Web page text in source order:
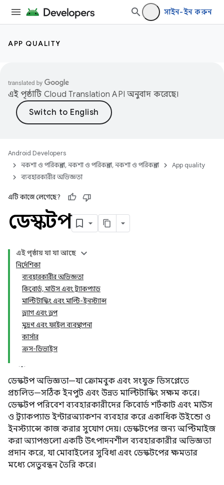
সাইন-ইন করুন
APP QUALITY
এই পৃষ্ঠাটি Cloud Translation API অনুবাদ করেছে।
Android Developers
নকশা ও পরিকল্পনা, নকশা ও পরিকল্পনা, নকশা ও পরিকল্পনা
App quality
ব্যবহারকারীর অভিজ্ঞতা
এটি কাজে লেগেছে?
ডেস্কটপ
এই পৃষ্ঠায় যা যা আছে
নির্দেশিকা
ব্যবহারকারীর অভিজ্ঞতা
কিবোর্ড, মাউস এবং ট্র্যাকপ্যাড
মাল্টিটাস্কিং এবং মাল্টি-ইনস্ট্যান্স
ড্র্যাগ এবং ড্রপ
মুদ্রণ এবং ফাইল ব্যবস্থাপনা
কার্সার
ক্রস-ডিভাইস
ডেস্কটপ অভিজ্ঞতা—যা ক্রোমবুক এবং সংযুক্ত ডিসপ্লেতে
প্রচলিত—সঠিক ইনপুট এবং উন্নত মাল্টিটাস্কিং সক্ষম করে।
ডেস্কটপ পরিবেশ ব্যবহারকারীদের কিবোর্ড শর্টকাট এবং মাউস
ও ট্র্যাকপ্যাড ইন্টারঅ্যাকশন ব্যবহার করে একাধিক উইন্ডো ও
ইনস্ট্যান্সে কাজ করার সুযোগ দেয়। ডেস্কটপের জন্য অপ্টিমাইজ
করা অ্যাপগুলো একটি উৎপাদনশীল ব্যবহারকারীর অভিজ্ঞতা
প্রদান করে, যা মোবাইলের সুবিধা এবং ডেস্কটপের ক্ষমতার
মধ্যে সেতুবন্ধন তৈরি করে।